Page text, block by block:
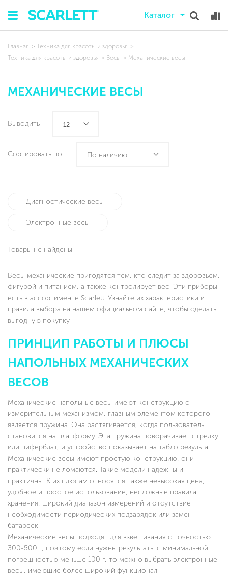
Каталог
Главная
Техника для красоты и здоровья
Техника для красоты и здоровья
Весы Механические весы
МЕХАНИЧЕСКИЕ ВЕСЫ
Выводить 12
Сортировать по: По наличию
Диагностические весы
Электронные весы
Товары не найдены
Весы механические пригодятся тем, кто следит за здоровьем,
фигурой и питанием, а также контролирует вес. Эти приборы
есть в ассортименте Scarlett. Узнайте их характеристики и
правила выбора на нашем официальном сайте, чтобы сделать
выгодную покупку.
ПРИНЦИП РАБОТЫ И ПЛЮСЫ
НАПОЛЬНЫХ МЕХАНИЧЕСКИХ
ВЕСОВ
Механические напольные весы имеют конструкцию с
измерительным механизмом, главным элементом которого
является пружина. Она растягивается, когда пользователь
становится на платформу. Эта пружина поворачивает стрелку
или циферблат, и устройство показывает на табло результат.
Механические весы имеют простую конструкцию, они
практически не ломаются. Такие модели надежны и
практичны. К их плюсам относятся также невысокая цена,
удобное и простое использование, несложные правила
хранения, широкий диапазон измерений и отсутствие
необходимости периодических подзарядок или замен
батареек.
Механические весы подходят для взвешивания с точностью
300-500 г, поэтому если нужны результаты с минимальной
погрешностью меньше 100 г, то можно выбрать электронные
весы, имеющие более широкий функционал.